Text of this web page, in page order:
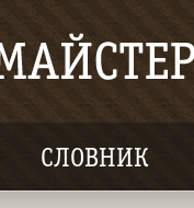
СЛОВНИК